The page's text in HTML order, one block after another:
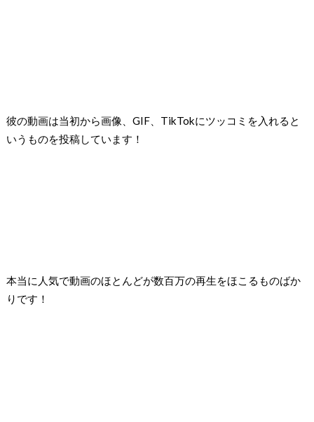
彼の動画は当初から画像、GIF、TikTokにツッコミを入れると
いうものを投稿しています！
本当に人気で動画のほとんどが数百万の再生をほこるものばか
りです！